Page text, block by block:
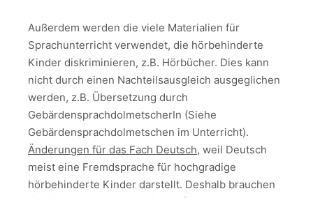
Außerdem werden die viele Materialien für
Sprachunterricht verwendet, die hörbehinderte
Kinder diskriminieren, z.B. Hörbücher. Dies kann
nicht durch einen Nachteilsausgleich ausgeglichen
werden, z.B. Übersetzung durch
GebärdensprachdolmetscherIn (Siehe
Gebärdensprachdolmetschen im Unterricht).
Änderungen für das Fach Deutsch, weil Deutsch
meist eine Fremdsprache für hochgradige
hörbehinderte Kinder darstellt. Deshalb brauchen